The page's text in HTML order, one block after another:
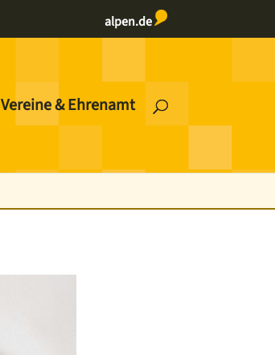
alpen.de
Vereine & Ehrenamt